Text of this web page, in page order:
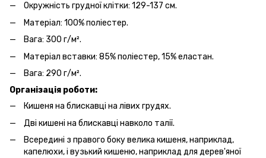
Окружність грудної клітки: 129-137 см.
Матеріал: 100% поліестер.
Вага: 300 г/м².
Матеріал вставки: 85% поліестер, 15% еластан.
Вага: 290 г/м².
Організація роботи:
Кишеня на блискавці на лівих грудях.
Дві кишені на блискавці навколо талії.
Всередині з правого боку велика кишеня, наприклад,
капелюхи, і вузький кишеню, наприклад для дерев'яної